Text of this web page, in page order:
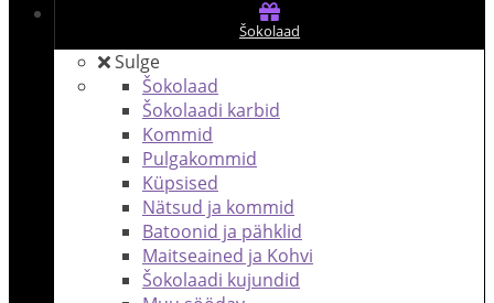
Šokolaad
Sulge
Šokolaad
Šokolaadi karbid
Kommid
Pulgakommid
Küpsised
Nätsud ja kommid
Batoonid ja pähklid
Maitseained ja Kohvi
Šokolaadi kujundid